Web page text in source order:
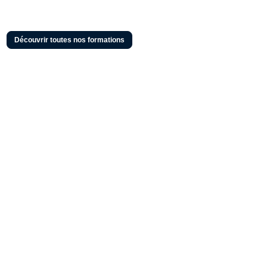
Découvrir toutes nos formations